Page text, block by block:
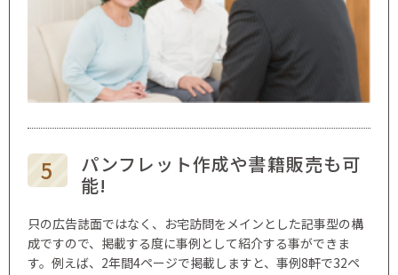
パンフレット作成や書籍販売も可
能!
只の広告誌面ではなく、お宅訪問をメインとした記事型の構
成ですので、掲載する度に事例として紹介する事ができま
す。例えば、2年間4ページで掲載しますと、事例8軒で32ペ